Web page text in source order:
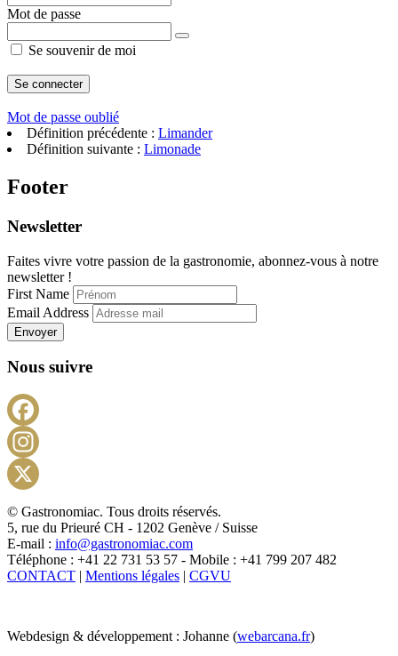
Mot de passe
Se souvenir de moi
Mot de passe oublié
Définition précédente : Limander
Définition suivante : Limonade
Footer
Newsletter
Faites vivre votre passion de la gastronomie, abonnez-vous à notre
newsletter !
First Name
Email Address
Envoyer
Nous suivre
X
© Gastronomiac. Tous droits réservés.
5, rue du Prieuré CH - 1202 Genève / Suisse
E-mail : info@gastronomiac.com
Téléphone : +41 22 731 53 57 - Mobile : +41 799 207 482
CONTACT | Mentions légales | CGVU
Webdesign & développement : Johanne (webarcana.fr)